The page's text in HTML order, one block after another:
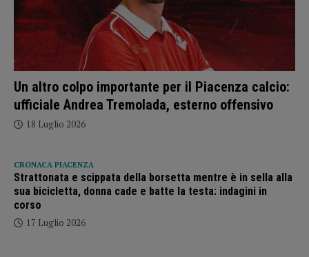
Un altro colpo importante per il Piacenza calcio:
ufficiale Andrea Tremolada, esterno offensivo
18 Luglio 2026
CRONACA PIACENZA
Strattonata e scippata della borsetta mentre è in sella alla
sua bicicletta, donna cade e batte la testa: indagini in
corso
17 Luglio 2026